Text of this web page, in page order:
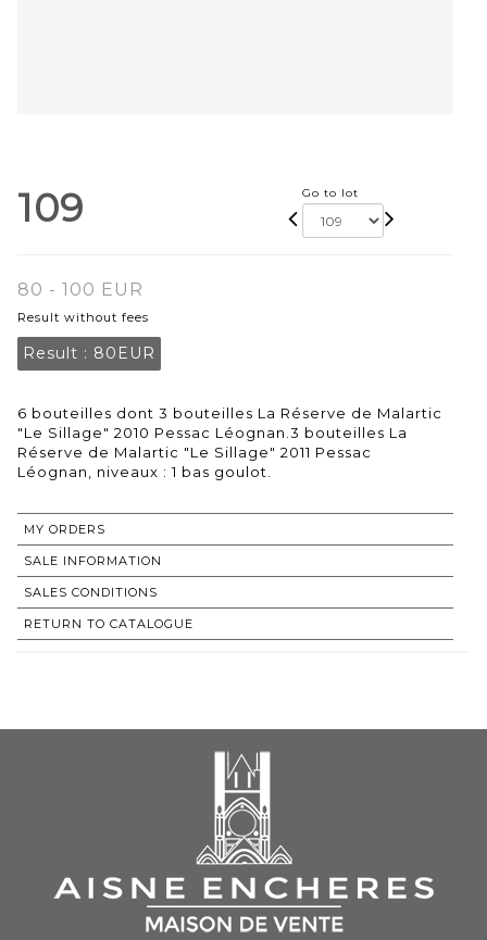
109 Go to lot
80 - 100 EUR
Result without fees
Result : 80EUR
6 bouteilles dont 3 bouteilles La Réserve de Malartic
"Le Sillage" 2010 Pessac Léognan.3 bouteilles La
Réserve de Malartic "Le Sillage" 2011 Pessac
Léognan, niveaux : 1 bas goulot.
MY ORDERS
SALE INFORMATION
SALES CONDITIONS
RETURN TO CATALOGUE